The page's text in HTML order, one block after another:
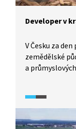
Developer v
V Česku za
zemědělské
a
u Českých
Snahy